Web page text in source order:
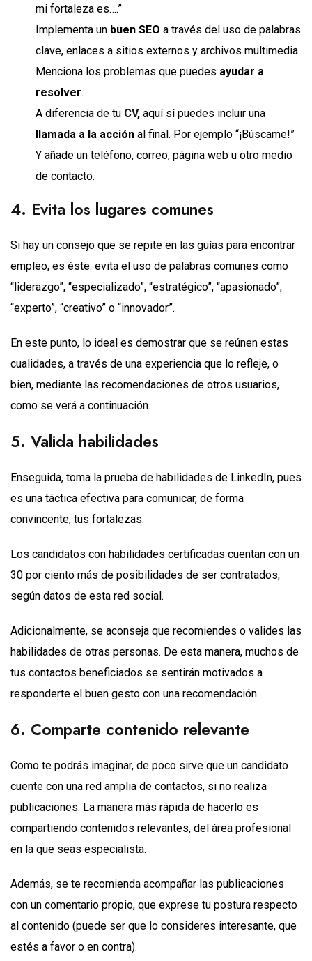
mi fortaleza es….”
Implementa un buen SEO a través del uso de palabras
clave, enlaces a sitios externos y archivos multimedia.
Menciona los problemas que puedes ayudar a
resolver.
A diferencia de tu CV, aquí sí puedes incluir una
llamada a la acción al final. Por ejemplo “¡Búscame!”
Y añade un teléfono, correo, página web u otro medio
de contacto.
4. Evita los lugares comunes
Si hay un consejo que se repite en las guías para encontrar
empleo, es éste: evita el uso de palabras comunes como
“liderazgo”, “especializado”, “estratégico”, “apasionado”,
“experto”, “creativo” o “innovador”.
En este punto, lo ideal es demostrar que se reúnen estas
cualidades, a través de una experiencia que lo refleje, o
bien, mediante las recomendaciones de otros usuarios,
como se verá a continuación.
5. Valida habilidades
Enseguida, toma la prueba de habilidades de LinkedIn, pues
es una táctica efectiva para comunicar, de forma
convincente, tus fortalezas.
Los candidatos con habilidades certificadas cuentan con un
30 por ciento más de posibilidades de ser contratados,
según datos de esta red social.
Adicionalmente, se aconseja que recomiendes o valides las
habilidades de otras personas. De esta manera, muchos de
tus contactos beneficiados se sentirán motivados a
responderte el buen gesto con una recomendación.
6. Comparte contenido relevante
Como te podrás imaginar, de poco sirve que un candidato
cuente con una red amplia de contactos, si no realiza
publicaciones. La manera más rápida de hacerlo es
compartiendo contenidos relevantes, del área profesional
en la que seas especialista.
Además, se te recomienda acompañar las publicaciones
con un comentario propio, que exprese tu postura respecto
al contenido (puede ser que lo consideres interesante, que
estés a favor o en contra).